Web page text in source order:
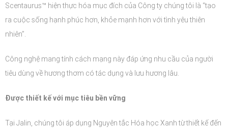
Scentaurus™ hiện thực hóa mục đích của Công ty chúng tôi là “tạo
ra cuộc sống hạnh phúc hơn, khỏe mạnh hơn với tình yêu thiên
nhiên”.
Công nghệ mang tính cách mạng này đáp ứng nhu cầu của người
tiêu dùng về hương thơm có tác dụng và lưu hương lâu.
Được thiết kế với mục tiêu bền vững
Tại Jalin, chúng tôi áp dụng Nguyên tắc Hóa học Xanh từ thiết kế đến